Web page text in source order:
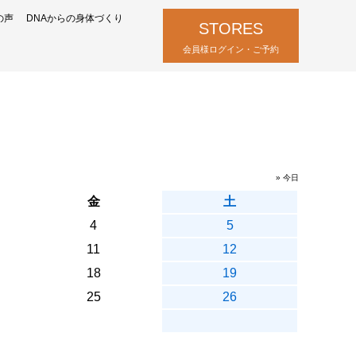
声 DNAからの身体づくり
STORES
会員様ログイン・ご予約
» 今日
金
土
4
5
11
12
18
19
25
26